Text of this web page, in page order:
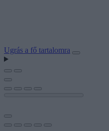
Ugrás a fő tartalomra